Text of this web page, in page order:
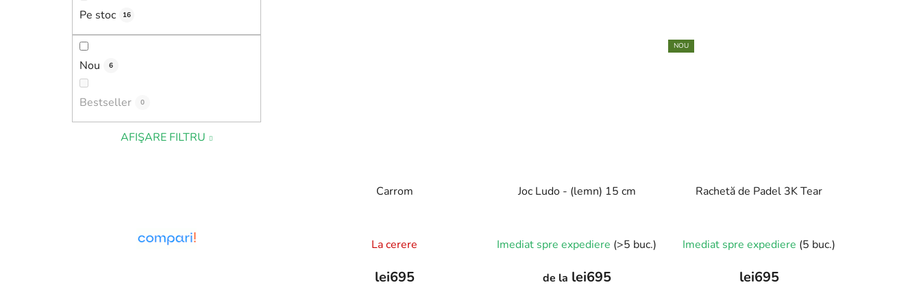
Pe stoc 16
Nou 6
Bestseller 0
AFIŞARE FILTRU
Carrom
medie
a
La cerere
lei695
Joc Ludo - (lemn) 15 cm
Imediat spre expediere (>5 buc.)
de la lei695
NOU
Rachetă de Padel 3K Tear
Imediat spre expediere (5 buc.)
lei695